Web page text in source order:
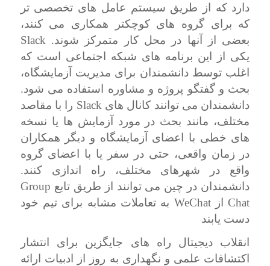
دارد که از طریق سیستم عامل های تخصصی تر
که برای گروه های کوچکتر همکاری می کنند،
بعضی از آنها در محل کار متمرکز شوند. Slack
یکی از این برنامه های شبکه اجتماعی است که
اغلب توسط دانشمندان برای مدیریت آزمایشگاه،
بحث و گفتگو پروژه و مشاوره استفاده می شود.
دانشمندان می توانند کانال های Slack را با مقاصد
مختلف، مانند بحث در مورد آزمایش ها یا نسخه
های خطی با اعضای آزمایشگاه و دیگر همکاران
در زمان واقعی، حتی در سفر یا با اعضای گروه
واقع در شهرهای مختلف، راه اندازی کنند.
دانشمندان در چین می توانند از طریق تابع Group
Chat
ازWeChat به تعاملات مشابه برای تیم خود
دست یابند
انقلاب دیجیتال راه های جایگزین برای انتشار
اکتشافات علمی و نگهداری به روز از ادبیات ارائه